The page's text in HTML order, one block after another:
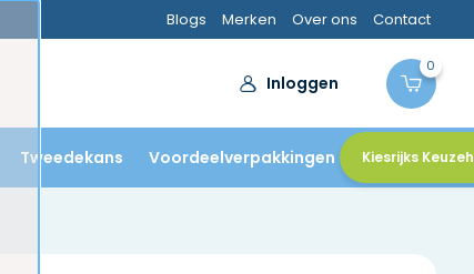
Blogs Merken Over ons Contact
Inloggen
0
Tweedekans Voordeelverpakkingen Kiesrijks